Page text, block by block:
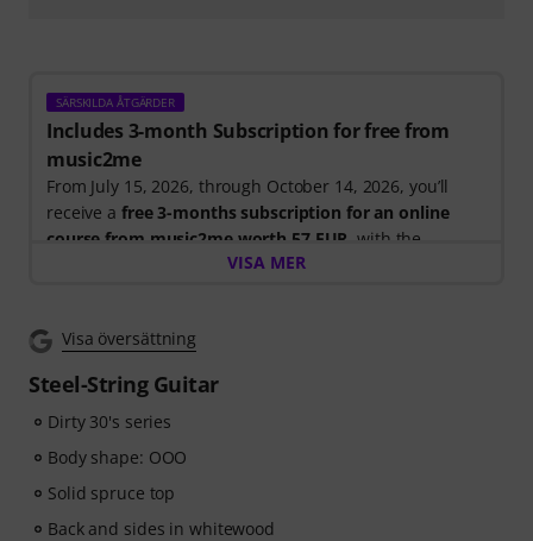
SÄRSKILDA ÅTGÄRDER
Includes 3-month Subscription for free from
music2me
From July 15, 2026, through October 14, 2026, you’ll
receive a free 3-months subscription for an online
course from music2me worth 57 EUR , with the
purchase of one of the participating electric guitars,
code by email. The music2me subscription ends
Music2Me, your online learning portal for music
featuring an educational concept designed by
university-trained music teachers. Winner of the
German Education Award 2025/2026 in the category "E-
Learning Instrumental Instruction"! Featuring over 400
guitar video lessons for beginners and advanced
VISA MER
Visa översättning
Steel-String Guitar
Dirty 30's series
Body shape: OOO
Solid spruce top
Back and sides in whitewood